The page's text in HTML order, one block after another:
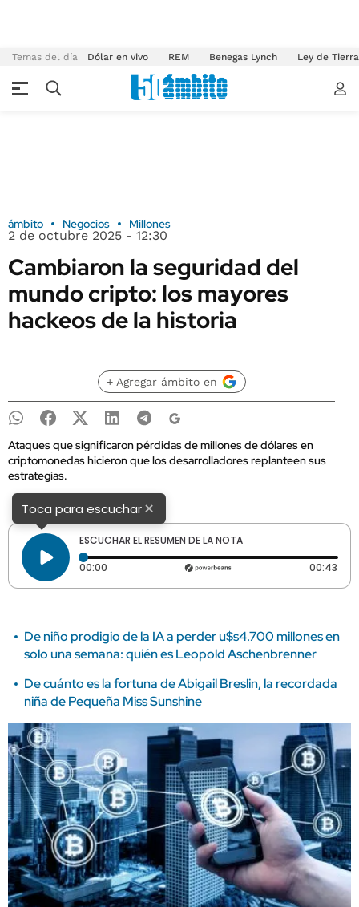
Temas del día Dólar en vivo REM Benegas Lynch Ley de
ámbito Negocios Millones
2 de octubre 2025 - 12:30
Cambiaron la seguridad del
mundo cripto: los mayores
hackeos de la historia
+ Agregar ámbito en
Ataques que significaron pérdidas de millones de dólares en
criptomonedas hicieron que los desarrolladores replanteen sus
estrategias.
Toca para escuchar×
ESCUCHAR EL RESUMEN DE LA NOTA
00:00 Tiempo transcurrido: 0 segundos 00:43
De niño prodigio de la IA a perder u$s4.700 millones en
solo una semana: quién es Leopold Aschenbrenner
De cuánto es la fortuna de Abigail Breslin, la recordada
niña de Pequeña Miss Sunshine